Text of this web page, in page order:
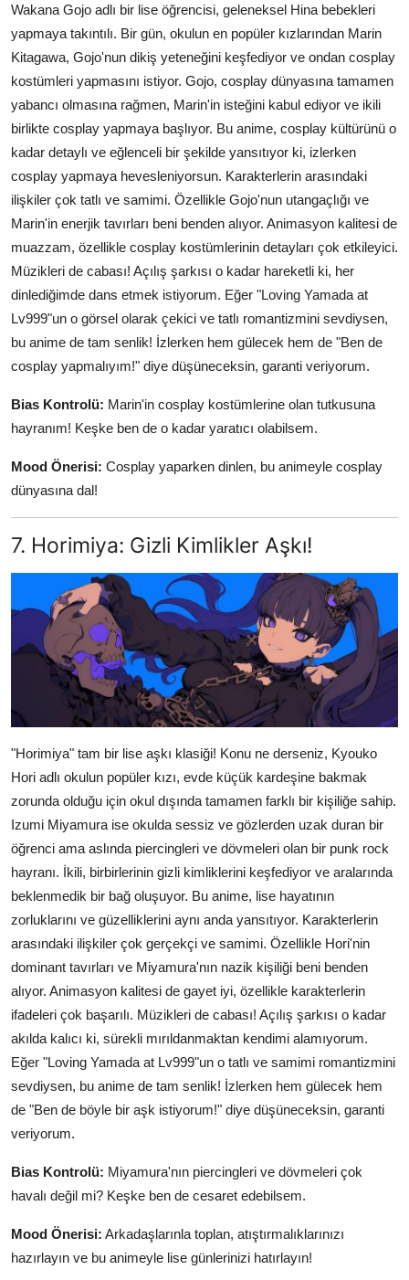
Wakana Gojo adlı bir lise öğrencisi, geleneksel Hina bebekleri
yapmaya takıntılı. Bir gün, okulun en popüler kızlarından Marin
Kitagawa, Gojo'nun dikiş yeteneğini keşfediyor ve ondan cosplay
kostümleri yapmasını istiyor. Gojo, cosplay dünyasına tamamen
yabancı olmasına rağmen, Marin'in isteğini kabul ediyor ve ikili
birlikte cosplay yapmaya başlıyor. Bu anime, cosplay kültürünü o
kadar detaylı ve eğlenceli bir şekilde yansıtıyor ki, izlerken
cosplay yapmaya hevesleniyorsun. Karakterlerin arasındaki
ilişkiler çok tatlı ve samimi. Özellikle Gojo'nun utangaçlığı ve
Marin'in enerjik tavırları beni benden alıyor. Animasyon kalitesi de
muazzam, özellikle cosplay kostümlerinin detayları çok etkileyici.
Müzikleri de cabası! Açılış şarkısı o kadar hareketli ki, her
dinlediğimde dans etmek istiyorum. Eğer "Loving Yamada at
Lv999"un o görsel olarak çekici ve tatlı romantizmini sevdiysen,
bu anime de tam senlik! İzlerken hem gülecek hem de "Ben de
cosplay yapmalıyım!" diye düşüneceksin, garanti veriyorum.
Bias Kontrolü: Marin'in cosplay kostümlerine olan tutkusuna
hayranım! Keşke ben de o kadar yaratıcı olabilsem.
Mood Önerisi: Cosplay yaparken dinlen, bu animeyle cosplay
dünyasına dal!
7. Horimiya: Gizli Kimlikler Aşkı!
"Horimiya" tam bir lise aşkı klasiği! Konu ne derseniz, Kyouko
Hori adlı okulun popüler kızı, evde küçük kardeşine bakmak
zorunda olduğu için okul dışında tamamen farklı bir kişiliğe sahip.
Izumi Miyamura ise okulda sessiz ve gözlerden uzak duran bir
öğrenci ama aslında piercingleri ve dövmeleri olan bir punk rock
hayranı. İkili, birbirlerinin gizli kimliklerini keşfediyor ve aralarında
beklenmedik bir bağ oluşuyor. Bu anime, lise hayatının
zorluklarını ve güzelliklerini aynı anda yansıtıyor. Karakterlerin
arasındaki ilişkiler çok gerçekçi ve samimi. Özellikle Hori'nin
dominant tavırları ve Miyamura'nın nazik kişiliği beni benden
alıyor. Animasyon kalitesi de gayet iyi, özellikle karakterlerin
ifadeleri çok başarılı. Müzikleri de cabası! Açılış şarkısı o kadar
akılda kalıcı ki, sürekli mırıldanmaktan kendimi alamıyorum.
Eğer "Loving Yamada at Lv999"un o tatlı ve samimi romantizmini
sevdiysen, bu anime de tam senlik! İzlerken hem gülecek hem
de "Ben de böyle bir aşk istiyorum!" diye düşüneceksin, garanti
veriyorum.
Bias Kontrolü: Miyamura'nın piercingleri ve dövmeleri çok
havalı değil mi? Keşke ben de cesaret edebilsem.
Mood Önerisi: Arkadaşlarınla toplan, atıştırmalıklarınızı
hazırlayın ve bu animeyle lise günlerinizi hatırlayın!